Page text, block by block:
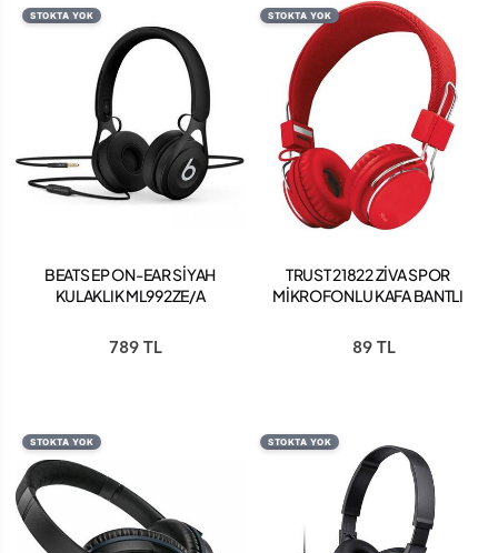
STOKTA YOK
BEATS EP ON-EAR SİYAH
KULAKLIK ML992ZE/A
789 TL
STOKTA YOK
TRUST 21822 ZİVA SPOR
MİKROFONLU KAFA BANTLI
89 TL
STOKTA YOK STOKTA YOK